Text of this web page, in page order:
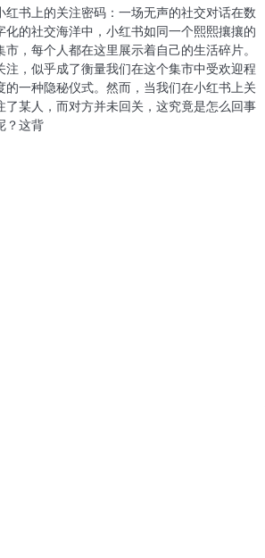
红书上的关注密码：一场无声的社交对话在数
化的社交海洋中，小红书如同一个熙熙攘攘的
市，每个人都在这里展示着自己的生活碎片。
注，似乎成了衡量我们在这个集市中受欢迎程
的一种隐秘仪式。然而，当我们在小红书上关
了某人，而对方并未回关，这究竟是怎么回事
？这背